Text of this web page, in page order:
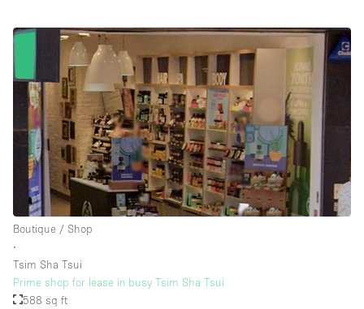
Boutique / Shop
∙
Tsim Sha Tsui
Prime shop for lease in busy Tsim Sha Tsui
588 sq ft